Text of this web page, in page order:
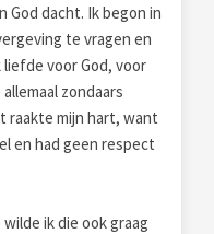
God dacht. Ik begon in
te vragen en
voor God, voor
zondaars
raakte mijn hart, want
en had geen respect
ik die ook graag